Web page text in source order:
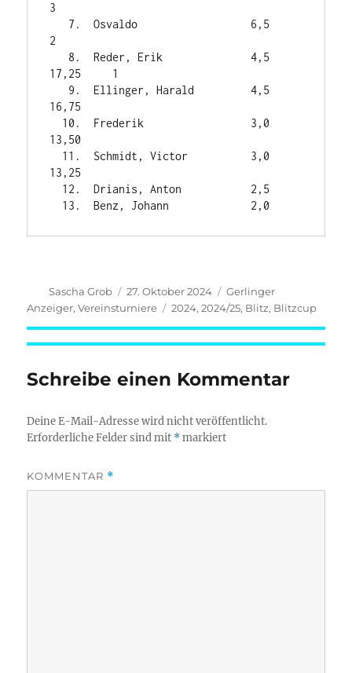
3
2
17,25     1
16,75
13,50
13,25
Autor
Sascha Grob
Veröffentlicht
am
27. Oktober 2024 Kategorien
Gerlinger
Anzeiger,Vereinsturniere Schlagwörter
2024,2024/25, Blitz, Blitzcup
Schreibe einen Kommentar
Deine E-Mail-Adresse wird nicht veröffentlicht.
Erforderliche Felder sind mit *markiert
KOMMENTAR *